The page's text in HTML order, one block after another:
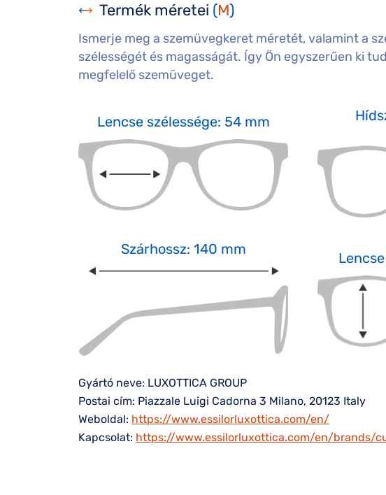
Termék méretei (M)
Ismerje meg a szemüvegkeret méretét, valamint a
szélességét és magasságát. Így Ön egyszerűen ki
megfelelő szemüveget.
Lencse szélessége: 54 mm
Szárhossz: 140 mm
Gyártó neve: LUXOTTICA GROUP
Postai cím: Piazzale Luigi Cadorna 3 Milano, 20123 Italy
Weboldal: https://www.essilorluxottica.com/en/
Kapcsolat: https://www.essilorluxottica.com/en/brands/